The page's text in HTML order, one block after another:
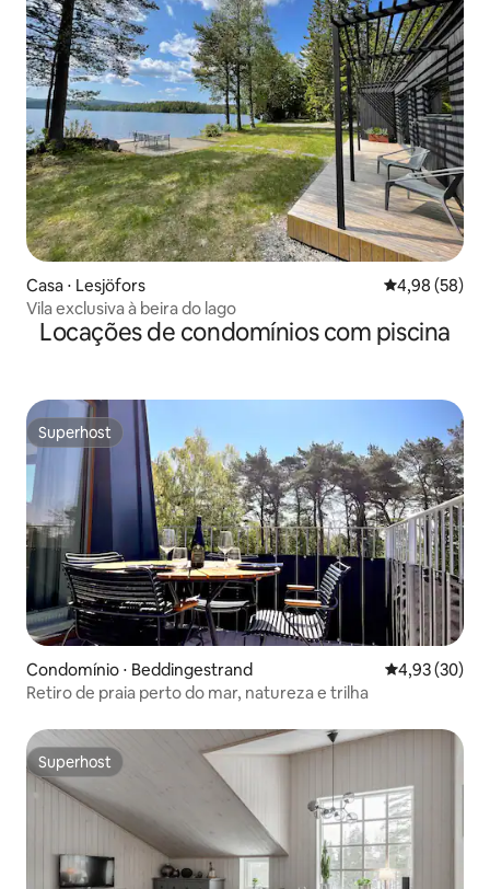
Casa ⋅ Lesjöfors 4,98 de uma
4,98 (58)
Vila exclusiva à beira do lago
Locações de condomínios com piscina
Superhost
Superhost
Condomínio ⋅ Beddingestrand 4,93 de uma
4,93 (30)
Retiro de praia perto do mar, natureza e trilha
Superhost
Superhost